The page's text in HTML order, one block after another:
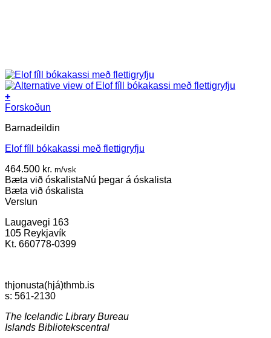
+
Forskoðun
Barnadeildin
Elof fíll bókakassi með flettigryfju
464.500 kr. m/vsk
Bæta við óskalistaNú þegar á óskalista
Bæta við óskalista
Verslun
Laugavegi 163
105 Reykjavík
Kt. 660778-0399
thjonusta(hjá)thmb.is
s: 561-2130
The Icelandic Library Bureau
Islands Bibliotekscentral